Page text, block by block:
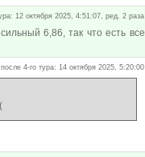
12 октября 2025, 4:51:07, ред. 2 раза
6,86, так что есть все
после 4-го тура: 14 октября 2025, 5:20:00